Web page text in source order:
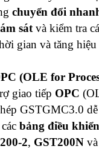
chuyển đổi
sát và kiểm tra
gian và tăng hiệu
(OLE for
giao tiếp OPC
GSTGMC3.0
bảng điều
2, GST200N và